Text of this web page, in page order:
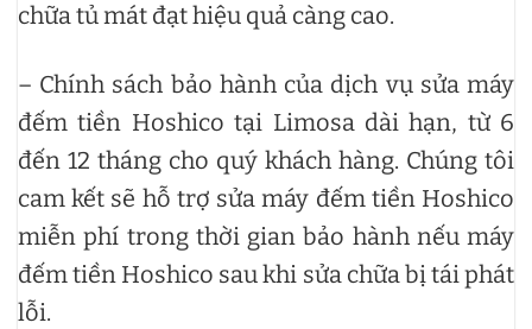
chữa tủ mát đạt hiệu quả càng cao.
– Chính sách bảo hành của dịch vụ sửa máy
đếm tiền Hoshico tại Limosa dài hạn, từ 6
đến 12 tháng cho quý khách hàng. Chúng tôi
cam kết sẽ hỗ trợ sửa máy đếm tiền Hoshico
miễn phí trong thời gian bảo hành nếu máy
đếm tiền Hoshico sau khi sửa chữa bị tái phát
lỗi.